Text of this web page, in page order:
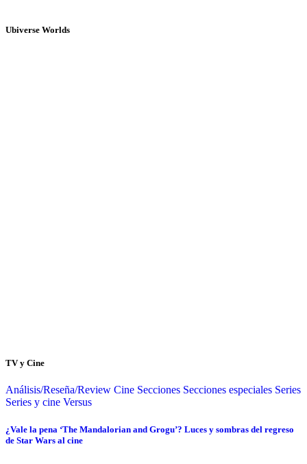
Ubiverse Worlds
TV y Cine
Análisis/Reseña/Review Cine Secciones Secciones especiales Series
Series y cine Versus
¿Vale la pena ‘The Mandalorian and Grogu’? Luces y sombras del regreso
de Star Wars al cine